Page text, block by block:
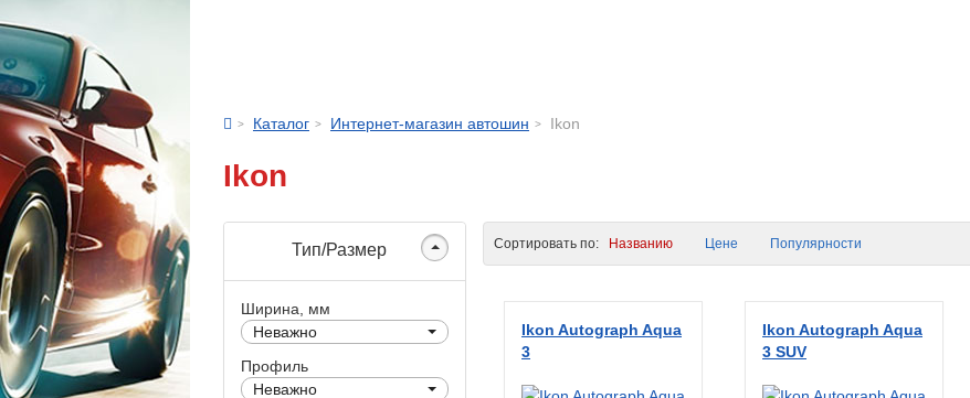
Каталог Интернет-магазин автошин Ikon
Ikon
Тип/Размер
Ширина, мм
Неважно
Профиль
Неважно
Сортировать по: Названию Цене Популярности
Ikon Autograph Aqua
3
Ikon Autograph Aqua
3 SUV